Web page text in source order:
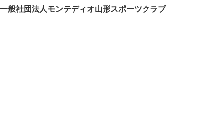
一般社団法人モンテディオ山形スポーツクラブ